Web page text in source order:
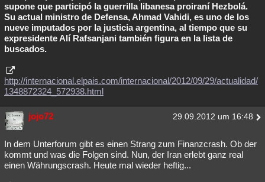
supone que participó la guerrilla libanesa proiraní Hezbolá.
Su actual ministro de Defensa, Ahmad Vahidi, es uno de los
nueve imputados por la justicia argentina, al tiempo que su
expresidente Alí Rafsanjani también figura en la lista de
buscados.
http://internacional.elpais.com/internacional/2012/09/29/actualidad/
1348872324_572938.html
jojo72 29.09.2012 um 16:48
In dem Unterforum gibt es einen Strang zum Finanzcrash. Ob der
kommt und was die Folgen sind. Nun, der Iran erlebt ganz real
einen Währungscrash. Heute mal wieder heftig...